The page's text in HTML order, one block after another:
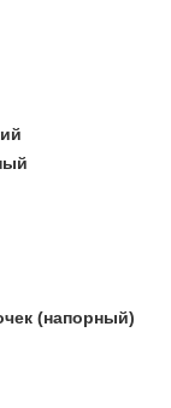
(напорный)